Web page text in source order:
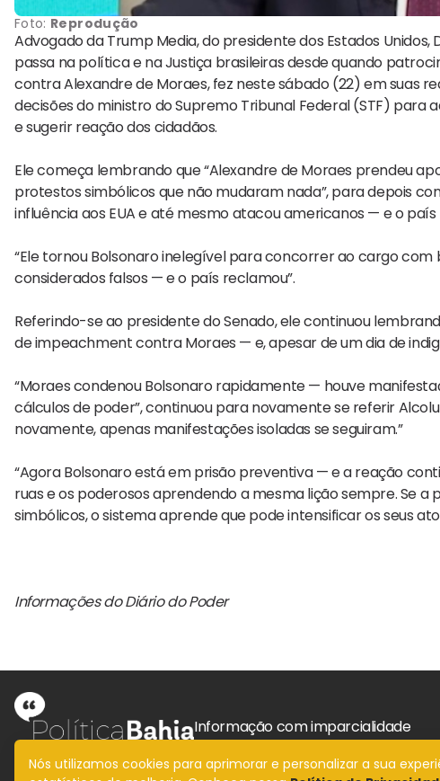
Foto: Reprodução
Advogado da Trump Media, do presidente dos Estados
passa na política e na Justiça brasileiras desde quando
contra Alexandre de Moraes, fez neste sábado (22) em suas
decisões do ministro do Supremo Tribunal Federal (STF)
e sugerir reação dos cidadãos.
Ele começa lembrando que “Alexandre de Moraes prendeu
protestos simbólicos que não mudaram nada”, para depois
influência aos EUA e até mesmo atacou americanos — e o
“Ele tornou Bolsonaro inelegível para concorrer ao cargo
considerados falsos — e o país reclamou”.
Referindo-se ao presidente do Senado, ele continuou
de impeachment contra Moraes — e, apesar de um dia de
“Moraes condenou Bolsonaro rapidamente — houve
cálculos de poder”, continuou para novamente se referir
novamente, apenas manifestações isoladas se seguiram.”
“Agora Bolsonaro está em prisão preventiva — e a reação
ruas e os poderosos aprendendo a mesma lição sempre. Se
simbólicos, o sistema aprende que pode intensificar os seus
Informações do Diário do Poder
Informação com imparcialidade
Nós utilizamos cookies para aprimorar e personalizar a sua